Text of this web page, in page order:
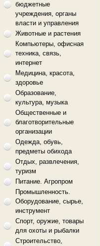
бюджетные
учреждения, органы
власти и управления
Животные и растения
Компьютеры, офисная
техника, связь,
интернет
Медицина, красота,
здоровье
Образование,
культура, музыка
Общественные и
благотворительные
организации
Одежда, обувь,
предметы обихода
Отдых, развлечения,
туризм
Питание. Агропром
Промышленность.
Оборудование, сырье,
инструмент
Спорт, оружие, товары
для охоты и рыбалки
Строительство,